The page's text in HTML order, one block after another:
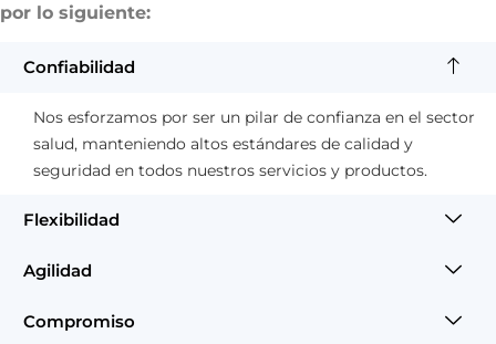
por lo siguiente:
Confiabilidad
Nos esforzamos por ser un pilar de confianza en el sector
salud, manteniendo altos estándares de calidad y
seguridad en todos nuestros servicios y productos.
Flexibilidad
Agilidad
Compromiso